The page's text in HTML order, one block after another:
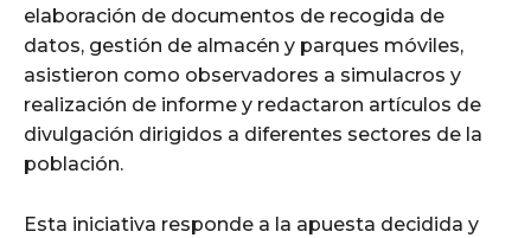
elaboración de documentos de recogida de
datos, gestión de almacén y parques móviles,
asistieron como observadores a simulacros y
realización de informe y redactaron artículos de
divulgación dirigidos a diferentes sectores de la
población.
Esta iniciativa responde a la apuesta decidida y